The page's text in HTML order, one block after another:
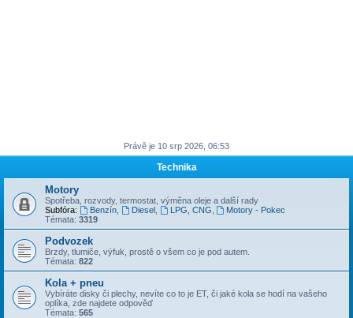
Právě je 10 srp 2026, 06:53
Technika
Motory
Spotřeba, rozvody, termostat, výměna oleje a další rady
Subfóra:
Benzín, Diesel, LPG, CNG
Motory - Pokec
Témata: 3319
Podvozek
Brzdy, tlumiče, výfuk, prostě o všem co je pod autem.
Témata: 822
Kola + pneu
Vybíráte disky či plechy, nevíte co to je ET, či jaké kola se hodí na vašeho
oplíka, zde najdete odpověď
Témata: 565